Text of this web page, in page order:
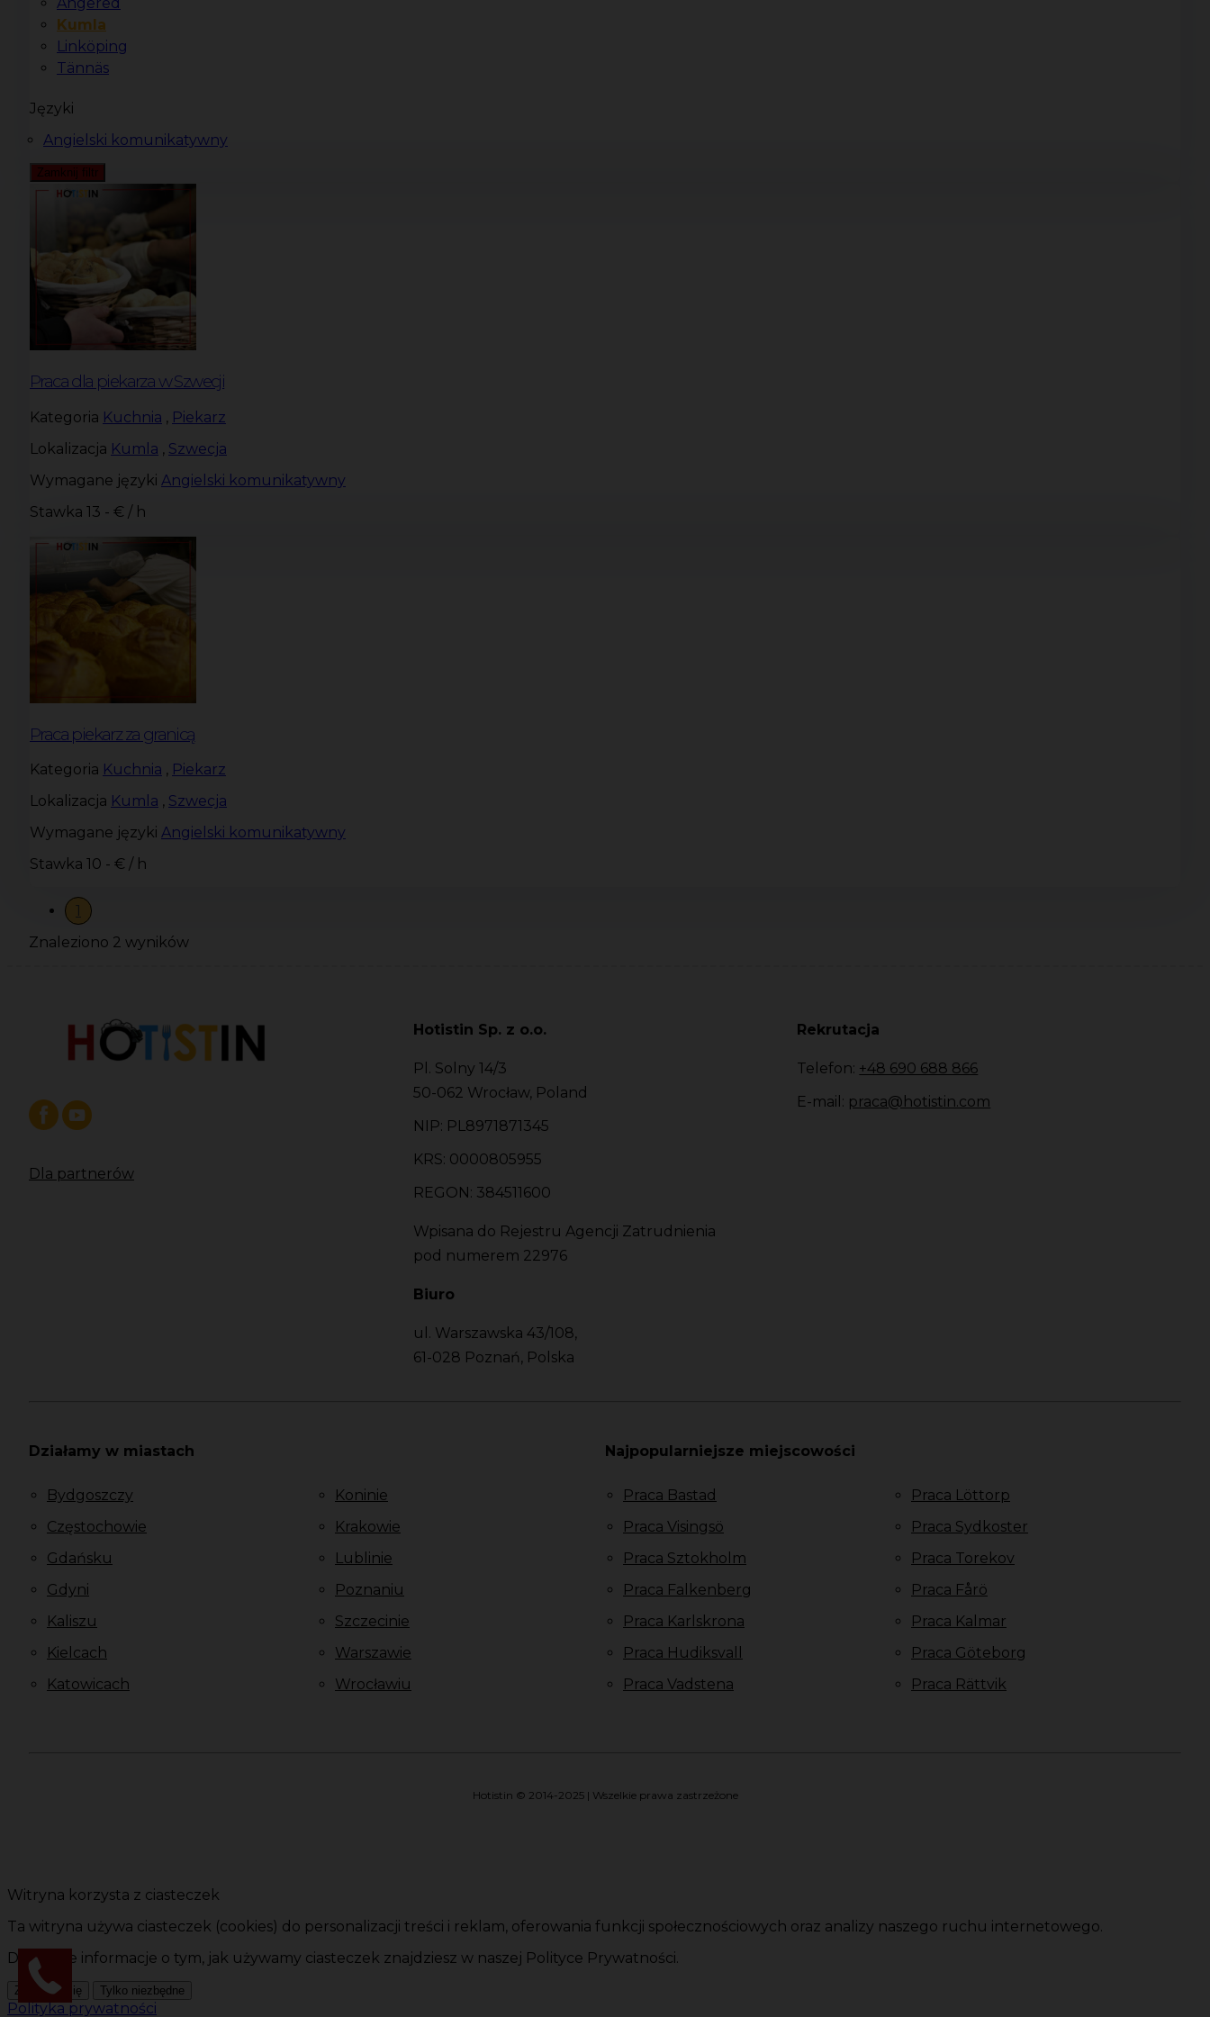
Angered
Kumla
Linköping
Tännäs
Języki
Angielski komunikatywny
Zamknij filtr
Praca dla piekarza w Szwecji
Kategoria Kuchnia , Piekarz
Lokalizacja Kumla , Szwecja
Wymagane języki Angielski komunikatywny
Stawka 13 - € / h
Praca piekarz za granicą
Kategoria Kuchnia , Piekarz
Lokalizacja Kumla , Szwecja
Wymagane języki Angielski komunikatywny
Stawka 10 - € / h
1
Znaleziono 2 wyników
Dla partnerów
Hotistin Sp. z o.o.
Pl. Solny 14/3
50-062 Wrocław, Poland
NIP: PL8971871345
KRS: 0000805955
REGON: 384511600
Wpisana do Rejestru Agencji Zatrudnienia
pod numerem 22976
Biuro
ul. Warszawska 43/108,
61-028 Poznań, Polska
Rekrutacja
Telefon: +48 690 688 866
E-mail: praca@hotistin.com
Działamy w miastach
Bydgoszczy
Częstochowie
Gdańsku
Gdyni
Kaliszu
Kielcach
Katowicach
Koninie
Krakowie
Lublinie
Poznaniu
Szczecinie
Warszawie
Wrocławiu
Najpopularniejsze miejscowości
Praca Bastad
Praca Visingsö
Praca Sztokholm
Praca Falkenberg
Praca Karlskrona
Praca Hudiksvall
Praca Vadstena
Praca Löttorp
Praca Sydkoster
Praca Torekov
Praca Fårö
Praca Kalmar
Praca Göteborg
Praca Rättvik
Hotistin © 2014-2025 | Wszelkie prawa zastrzeżone
Witryna korzysta z ciasteczek
Ta witryna używa ciasteczek (cookies) do personalizacji treści i reklam, oferowania funkcji społecznościowych oraz analizy naszego ruchu internetowego.
Dokładne informacje o tym, jak używamy ciasteczek znajdziesz w naszej Polityce Prywatności.
Zgadzam się Tylko niezbędne
Polityka prywatności